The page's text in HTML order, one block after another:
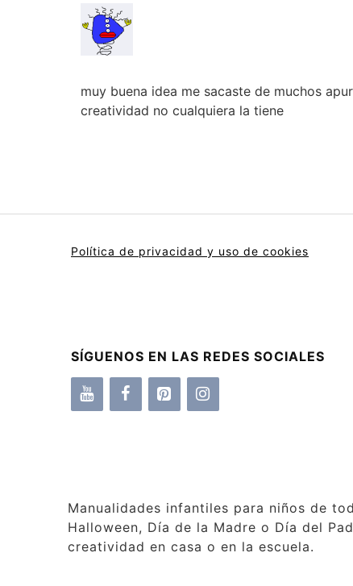
muy buena idea me sacaste de muchos
creatividad no cualquiera la tiene
Política de privacidad y uso de cookies
SÍGUENOS EN LAS REDES SOCIALES
Manualidades infantiles para niños de
Halloween, Día de la Madre o Día del
creatividad en casa o en la escuela.